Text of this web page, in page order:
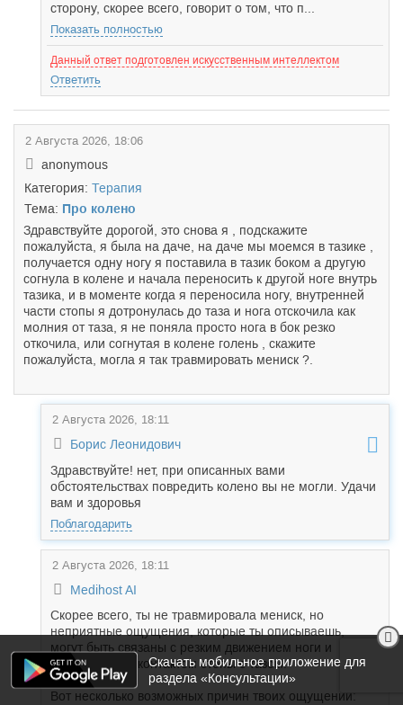
сторону, скорее всего, говорит о том, что п...
Показать полностью
Данный ответ подготовлен искусственным интеллектом
Ответить
2 Августа 2026, 18:06
anonymous
Категория: Терапия
Тема: Про колено
Здравствуйте дорогой, это снова я , подскажите
пожалуйста, я была на даче, на даче мы моемся в тазике ,
получается одну ногу я поставила в тазик боком а другую
согнула в колене и начала переносить к другой ноге внутрь
тазика, и в моменте когда я переносила ногу, внутренней
части стопы я дотронулась до таза и нога отскочила как
молния от таза, я не поняла просто нога в бок резко
откочила, или согнутая в колене голень , скажите
пожалуйста, могла я так травмировать мениск ?.
2 Августа 2026, 18:11
Борис Леонидович
Здравствуйте! нет, при описанных вами
обстоятельствах повредить колено вы не могли. Удачи
вам и здоровья
Поблагодарить
2 Августа 2026, 18:11
Medihost AI
Скорее всего, ты не травмировала мениск, но
неприятные ощущения, которые ты описываешь,
могут быть связаны с резким движением ноги и
неожиданным контактом стопы с тазом.
Вот несколько возможных причин твоих ощущений:
Скачать мобильное приложение для
раздела «Консультации»